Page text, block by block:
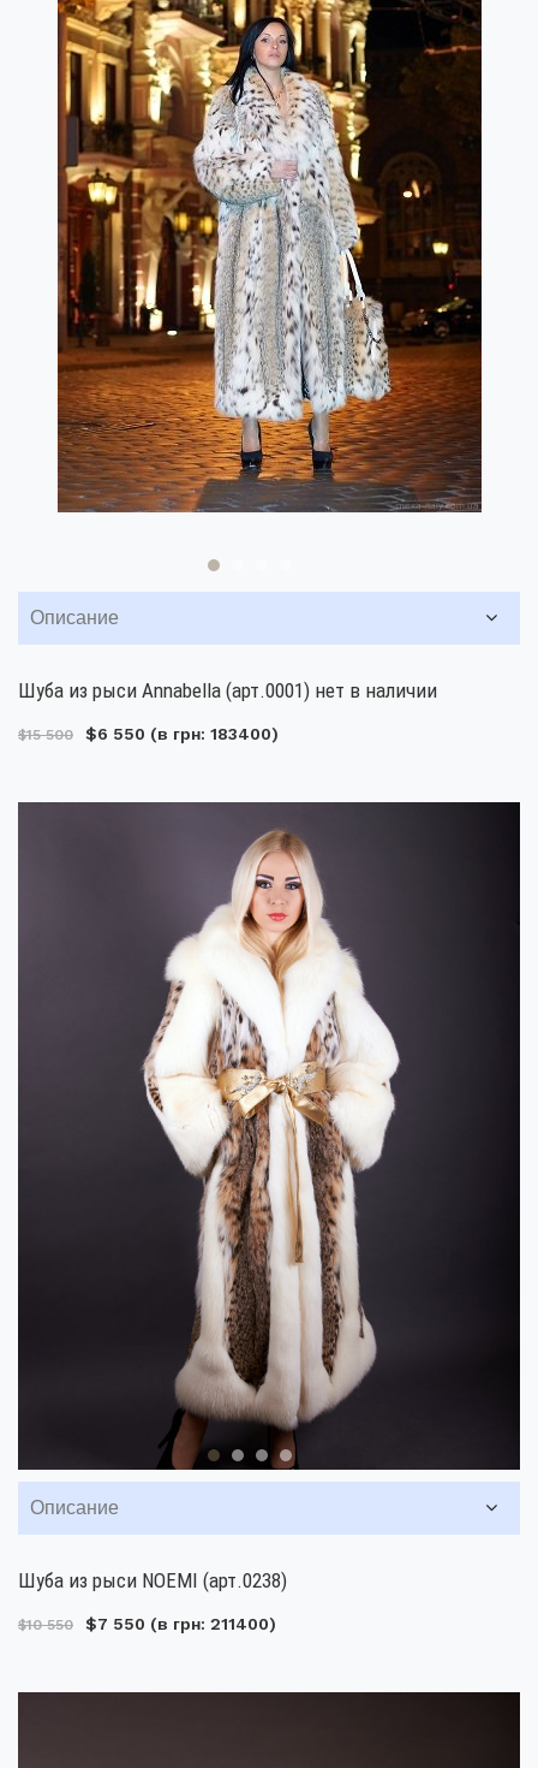
Описание
Шуба из рыси Annabella (арт.0001) нет в наличии
$15 500 $6 550 (в грн: 183400)
Описание
Шуба из рыси NOEMI (арт.0238)
$10 550 $7 550 (в грн: 211400)